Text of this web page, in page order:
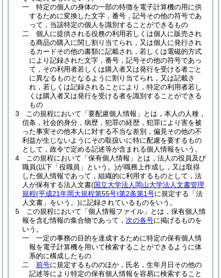
一
特定の個人の身体の一部の特徴を電子計算機の用に供
するために変換した文字，番号，記号その他の符号であ
って，当該特定の個人を識別することができるもの
二
個人に提供される役務の利用若しくは個人に販売され
る商品の購入に関し割り当てられ，又は個人に発行され
るカードその他の書類に記載され，若しくは電磁的方式
により記録された文字，番号，記号その他の符号であっ
て，その利用者若しくは購入者又は発行を受ける者ごと
に異なるものとなるように割り当てられ，又は記載さ
れ，若しくは記録されることにより，特定の利用者若し
くは購入者又は発行を受ける者を識別することができる
もの
3
この規程において「要配慮個人情報」とは，本人の人種，
信条，社会的身分，病歴，犯罪の経歴，犯罪により害を被
った事実その他本人に対する不当な差別，偏見その他の不
利益が生じないようにその取扱いに特に配慮を要するもの
として，政令で定める記述等が含まれる個人情報をいう。
4
この規程において「保有個人情報」とは，法人の役員及び
職員(以下「役職員」という。)が職務上作成し，又は取得
した個人情報であって，組織的に利用するものとして，法
人が保有する法人文書(国立大学法人岡山大学法人文書管理
規程(平成21年岡大規程第55号)第2条第1号に規定する「法
人文書」をいう。)に記録されているものをいう。
5
この規程において「個人情報ファイル」とは，保有個人情
報を含む情報の集合物であって， 次の各号に掲げるものを
いう。
一
一定の事務の目的を達成するために特定の保有個人情
報を電子計算機を用いて検索することができるように体
系的に構成したもの
二
前号に規定するもののほか，氏名，生年月日その他の
記述等により特定の保有個人情報を容易に検索すること